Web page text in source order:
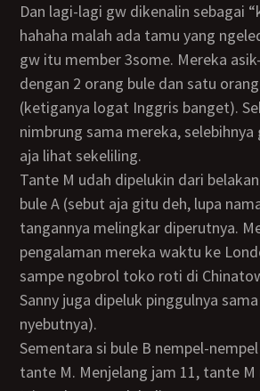
Dan lagi-lagi gw dikenalin sebagai “keponakan”
hahaha malah ada tamu yang
gw itu member 3some. Mereka
dengan 2 orang bule dan satu
(ketiganya logat Inggris banget).
nimbrung sama mereka,
aja lihat sekeliling.
Tante M udah dipelukin dari belakang aja tuh sama si
bule A (sebut aja gitu deh, lupa
tangannya melingkar diperutnya.
pengalaman mereka waktu ke
sampe ngobrol toko roti di
Sanny juga dipeluk pinggulnya
nyebutnya).
Sementara si bule B nempel-nempel temennya sama
tante M. Menjelang jam 11, tante